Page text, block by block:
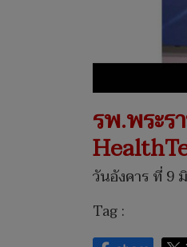
รพ.พระร
วันอังคาร ที่ 9
Tag :